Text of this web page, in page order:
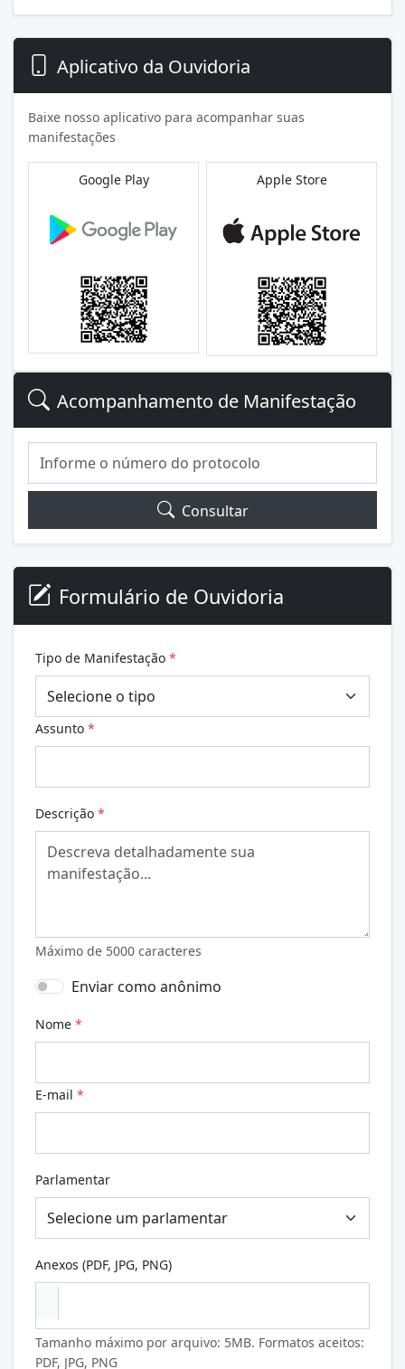
Aplicativo da Ouvidoria
Baixe nosso aplicativo para acompanhar suas
manifestações
Google Play Apple Store
Acompanhamento de Manifestação
Consultar
Formulário de Ouvidoria
Tipo de Manifestação *
Assunto *
Descrição *
Máximo de 5000 caracteres
Enviar como anônimo
Nome *
E-mail *
Parlamentar
Anexos (PDF, JPG, PNG)
Tamanho máximo por arquivo: 5MB. Formatos aceitos:
PDF, JPG, PNG